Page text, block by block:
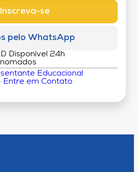
Inscreva-se
pelo WhatsApp
Disponível 24h
Educacional
Entre em Contato